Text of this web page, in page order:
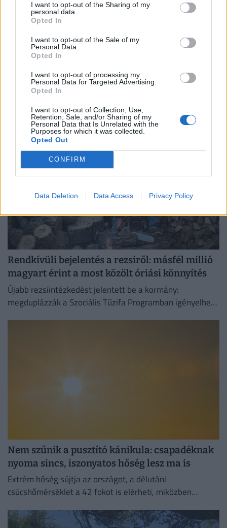
I want to opt-out of the Sharing of my
personal data.
Opted In
I want to opt-out of the Sale of my
Personal Data.
Opted In
I want to opt-out of processing my
Personal Data for Targeted Advertising.
Opted In
I want to opt-out of Collection, Use,
Retention, Sale, and/or Sharing of my
Personal Data that Is Unrelated with the
Purposes for which it was collected.
Opted Out
CONFIRM
Data Deletion Data Access Privacy Policy
Megszólalt a Tisza-kormány a fennálló
vízkorlátozásokról: ezek most a legfontosabb
tudnivalók
településen vezettek be valamilyen fokozatú
vízkorlátozást.
Rendkívüli bejelentés a rezsiről: másfél millió
magyart érint a most közölt óriási könnyítés
Újabb rezsiintézkedést jelentett be a kormány:
megduplázzák a Szociális Tűzifa Programban igényelhető
Nem szűnik a pusztító kánikula: csapadéknak
nyoma sincs, iszonyatos hőség lesz ma is
Extrém hőség sújtja az országot, a délutáni
csúcshőmérséklet a 42 fokot is elérheti, miközben